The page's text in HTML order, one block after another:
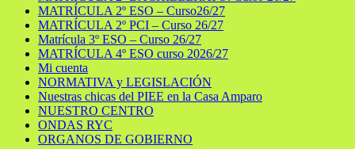
MATRÍCULA 2º ESO – Curso26/27
MATRÍCULA 2º PCI – Curso 26/27
Matrícula 3º ESO – Curso 26/27
MATRÍCULA 4º ESO curso 2026/27
Mi cuenta
NORMATIVA y LEGISLACIÓN
Nuestras chicas del PIEE en la Casa Amparo
NUESTRO CENTRO
ONDAS RYC
ORGANOS DE GOBIERNO